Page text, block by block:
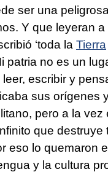
ser una
Y que leyeran a
‘toda la Tierra
patria no es un
escribir y
sus orígenes
pero a la vez
que destruye
eso lo quemaron
y la cultura